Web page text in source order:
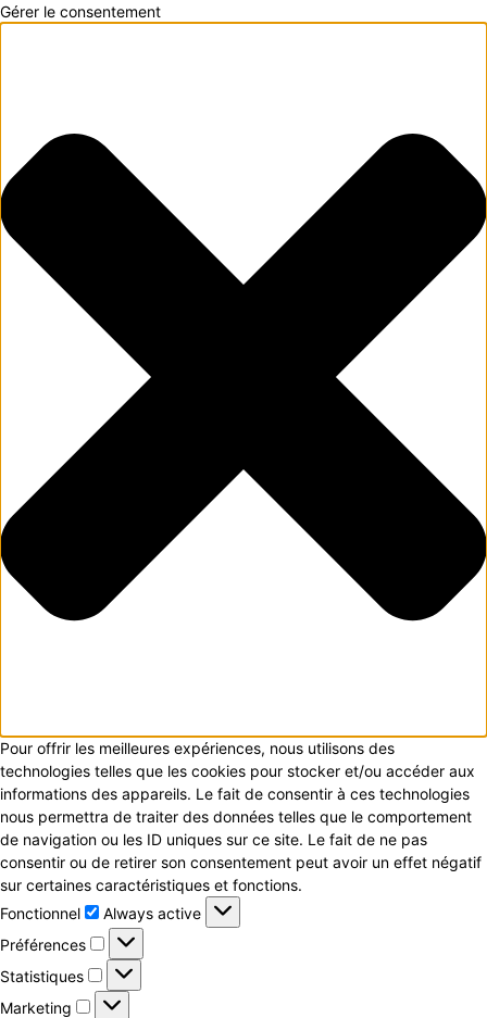
Gérer le consentement
Pour offrir les meilleures expériences, nous utilisons des
technologies telles que les cookies pour stocker et/ou accéder aux
informations des appareils. Le fait de consentir à ces technologies
nous permettra de traiter des données telles que le comportement
de navigation ou les ID uniques sur ce site. Le fait de ne pas
consentir ou de retirer son consentement peut avoir un effet négatif
sur certaines caractéristiques et fonctions.
Fonctionnel
Fonctionnel
Always active
Préférences
Préférences
Statistiques
Statistiques
Marketing
Marketing